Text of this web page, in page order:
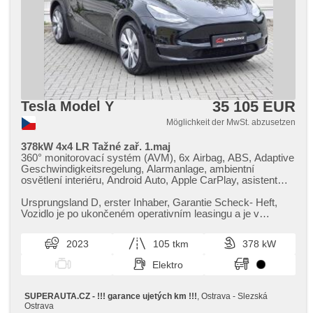
Tesla Model Y 35 105 EUR
Möglichkeit der MwSt. abzusetzen
378kW 4x4 LR Tažné zař. 1.maj
360° monitorovací systém (AVM), 6x Airbag, ABS, Adaptive
Geschwindigkeitsregelung, Alarmanlage, ambientní
osvětlení interiéru, Android Auto, Apple CarPlay, asistent
rozjezdu do kopce (HSA), asistent změny jízdního pruhu,
Klimaautomatik, Automatikgetriebe, autom. einstellbares
bremsen , automatické přepínání dálkových světel,
Autoradio, bezdrátová nabíječka mobilních telefonů,
Bluetooth, Brems-Assistent, Zentralverriegelung mit
Funkfernbedienung, Zentralverriegelung,
Leuchten, digitální příjem rádia (DAB), digitální přístrojová
deska, digitální přístrojový štít, dotykové ovládání palubního
Ursprungsland D,​ erster Inhaber,​ Garantie Scheck​- Heft,​
Vozidlo je po ukončeném operativním leasingu a je v
2023 105 tkm
378 kW
Elektro
SUPERAUTA.CZ - !!! garance ujetých km !!! , Ostrava - Slezská
Ostrava